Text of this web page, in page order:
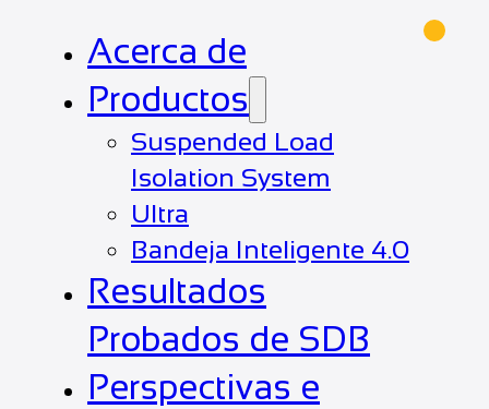
Acerca de
Productos
Suspended Load
Isolation System
Ultra
Bandeja Inteligente 4.0
Resultados
Probados de SDB
Perspectivas e